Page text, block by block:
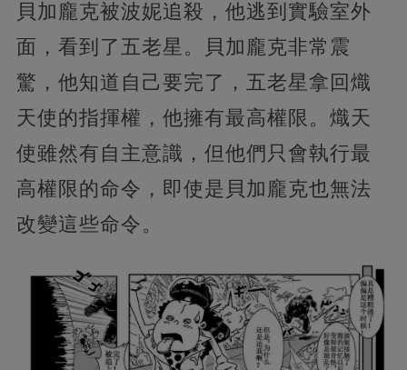
貝加龐克被波妮追殺，他逃到實驗室外
面，看到了五老星。貝加龐克非常震
驚，他知道自己要完了，五老星拿回熾
天使的指揮權，他擁有最高權限。熾天
使雖然有自主意識，但他們只會執行最
高權限的命令，即使是貝加龐克也無法
改變這些命令。